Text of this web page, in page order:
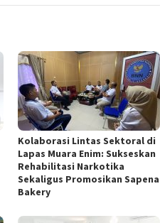
Kolaborasi Lintas Sektoral di
Lapas Muara Enim: Sukseskan
Rehabilitasi Narkotika
Sekaligus Promosikan Sapena
Bakery